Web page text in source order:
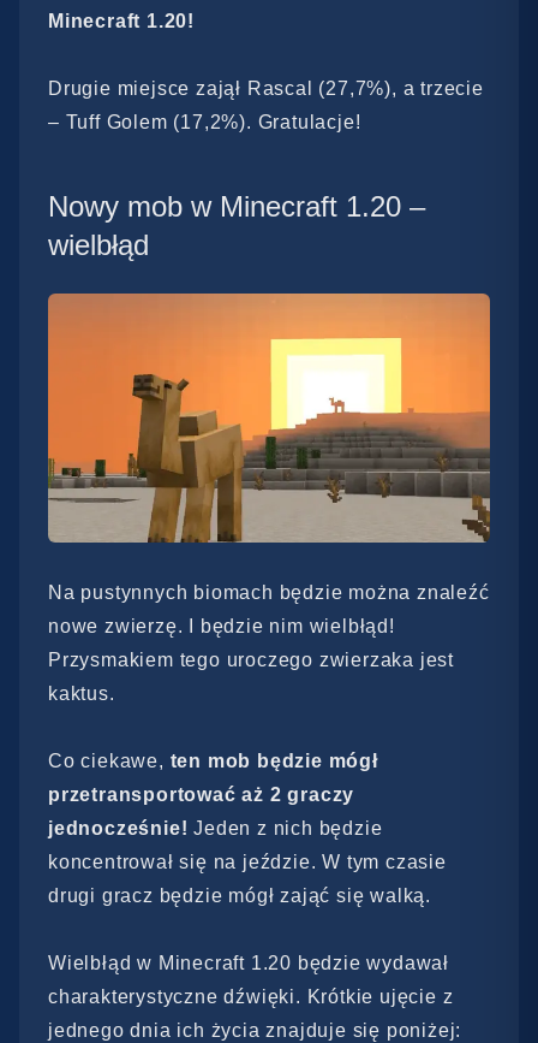
Minecraft 1.20!
Drugie miejsce zajął Rascal (27,7%), a trzecie
– Tuff Golem (17,2%). Gratulacje!
Nowy mob w Minecraft 1.20 –
wielbłąd
Na pustynnych biomach będzie można znaleźć
nowe zwierzę. I będzie nim wielbłąd!
Przysmakiem tego uroczego zwierzaka jest
kaktus.
Co ciekawe, ten mob będzie mógł
przetransportować aż 2 graczy
jednocześnie!Jeden z nich będzie
koncentrował się na jeździe. W tym czasie
drugi gracz będzie mógł zająć się walką.
Wielbłąd w Minecraft 1.20 będzie wydawał
charakterystyczne dźwięki. Krótkie ujęcie z
jednego dnia ich życia znajduje się poniżej: